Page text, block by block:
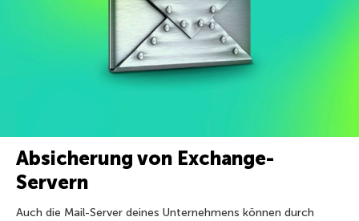
Absicherung von Exchange-
Servern
Auch die Mail-Server deines Unternehmens können durch